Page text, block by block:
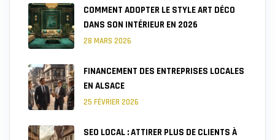
COMMENT ADOPTER LE STYLE ART DÉCO
DANS SON INTÉRIEUR EN 2026
28 MARS 2026
FINANCEMENT DES ENTREPRISES LOCALES
EN ALSACE
25 FÉVRIER 2026
SEO LOCAL : ATTIRER PLUS DE CLIENTS À